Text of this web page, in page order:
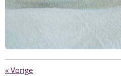
« Vorige